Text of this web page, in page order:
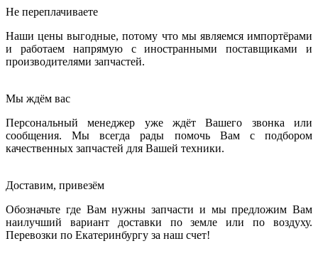
Не переплачиваете
Наши цены выгодные, потому что мы являемся импортёрами
и работаем напрямую с иностранными поставщиками и
производителями запчастей.
Мы ждём вас
Персональный менеджер уже ждёт Вашего звонка или
сообщения. Мы всегда рады помочь Вам с подбором
качественных запчастей для Вашей техники.
Доставим, привезём
Обозначьте где Вам нужны запчасти и мы предложим Вам
наилучший вариант доставки по земле или по воздуху.
Перевозки по Екатеринбургу за наш счет!